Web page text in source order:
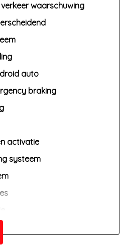
waarschuwing
auto
braking
activatie
systeem
achterklep met